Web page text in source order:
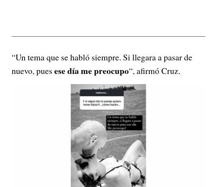
“Un tema que se habló siempre. Si llegara a pasar de
nuevo, pues ese día me preocupo“, afirmó Cruz.